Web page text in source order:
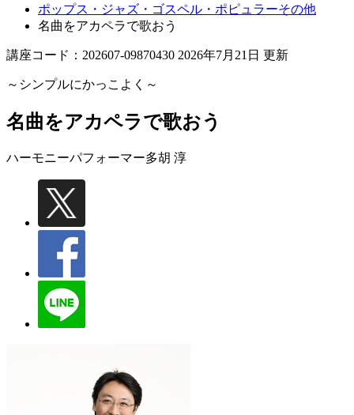
ポップス・ジャズ・ゴスペル・ポピュラーその他
名曲をアカペラで歌おう
講座コード：202607-09870430 2026年7月21日 更新
～シンプルにかっこよく～
名曲をアカペラで歌おう
ハーモニーパフォーマー多胡 淳